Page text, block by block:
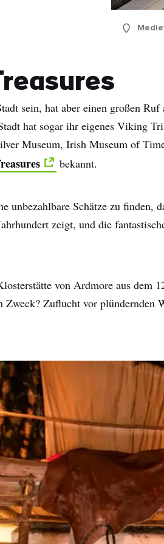
sein, hat aber einen großen
hat sogar ihr eigenes Viking
Museum, Irish Museum of
bekannt.
unbezahlbare Schätze zu finden,
zeigt, und die
von Ardmore aus dem
Zuflucht vor plündernden